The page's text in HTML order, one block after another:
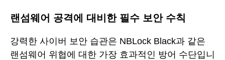
랜섬웨어 공격에 대비한 필수 보안 수칙
강력한 사이버 보안 습관은 NBLock Black과 같은
랜섬웨어 위협에 대한 가장 효과적인 방어 수단입니